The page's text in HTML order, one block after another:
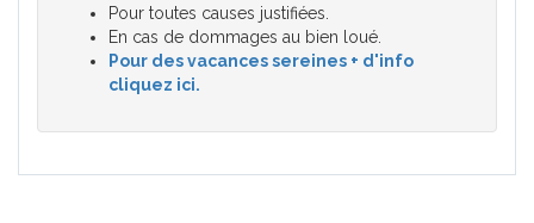
Pour toutes causes justifiées.
En cas de dommages au bien loué.
Pour des vacances sereines + d'info
cliquez ici.